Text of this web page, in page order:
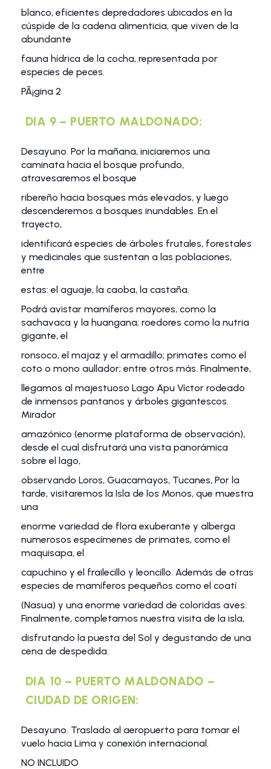
blanco, eficientes depredadores ubicados en la
cúspide de la cadena alimenticia, que viven de la
abundante
fauna hídrica de la cocha, representada por
especies de peces.
PÃ¡gina 2
DIA 9 – PUERTO MALDONADO:
Desayuno. Por la mañana, iniciaremos una
caminata hacia el bosque profundo,
atravesaremos el bosque
ribereño hacia bosques más elevados, y luego
descenderemos a bosques inundables. En el
trayecto,
identificará especies de árboles frutales, forestales
y medicinales que sustentan a las poblaciones,
entre
estas: el aguaje, la caoba, la castaña.
Podrá avistar mamíferos mayores, como la
sachavaca y la huangana; roedores como la nutria
gigante, el
ronsoco, el majaz y el armadillo; primates como el
coto o mono aullador; entre otros más. Finalmente,
llegamos al majestuoso Lago Apu Víctor rodeado
de inmensos pantanos y árboles gigantescos.
Mirador
amazónico (enorme plataforma de observación),
desde el cual disfrutará una vista panorámica
sobre el lago,
observando Loros, Guacamayos, Tucanes, Por la
tarde, visitaremos la Isla de los Monos, que muestra
una
enorme variedad de flora exuberante y alberga
numerosos especímenes de primates, como el
maquisapa, el
capuchino y el frailecillo y leoncillo. Además de otras
especies de mamíferos pequeños como el coatí
(Nasua) y una enorme variedad de coloridas aves.
Finalmente, completamos nuestra visita de la isla,
disfrutando la puesta del Sol y degustando de una
cena de despedida.
DIA 10 – PUERTO MALDONADO –
CIUDAD DE ORIGEN:
Desayuno. Traslado al aeropuerto para tomar el
vuelo hacia Lima y conexión internacional.
NO INCLUIDO